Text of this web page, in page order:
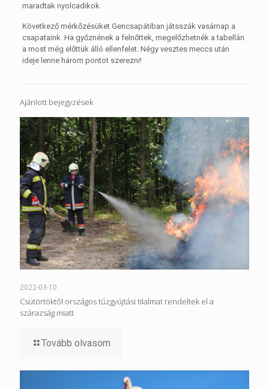
maradtak nyolcadikok.
Következő mérkőzésüket Gencsapátiban játsszák vasárnap a
csapataink. Ha győznének a felnőttek, megelőzhetnék a tabellán
a most még előttük álló ellenfelet. Négy vesztes meccs után
ideje lenne három pontot szerezni!
Ajánlott bejegyzések
2022-03-10
Csütörtöktől országos tűzgyújtási tilalmat rendeltek el a
szárazság miatt
Tovább olvasom